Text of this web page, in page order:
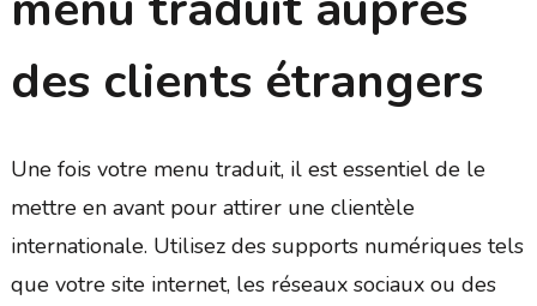
des clients étrangers
Une fois votre menu traduit, il est essentiel de le
mettre en avant pour attirer une clientèle
internationale. Utilisez des supports numériques tels
que votre site internet, les réseaux sociaux ou des